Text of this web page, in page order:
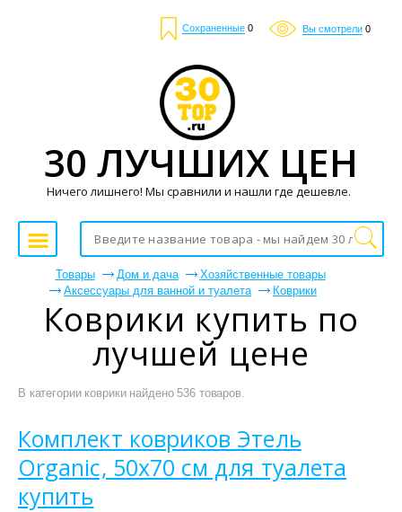
Сохраненные 0 Вы смотрели 0
Товары Дом и дача
Хозяйственные товары
Аксессуары для ванной и туалета
Коврики
Коврики купить по
лучшей цене
В категории коврики найдено 536 товаров.
Комплект ковриков Этель
Organic, 50х70 см для туалета
купить
30 ЛУЧШИХ ЦЕН
Ничего лишнего! Мы сравнили и нашли где дешевле.